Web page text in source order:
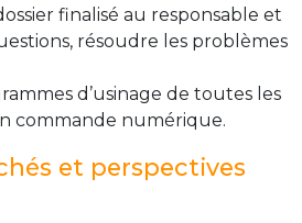
finalisé au responsable et
résoudre les problèmes
d’usinage de toutes les
commande numérique.
et perspectives